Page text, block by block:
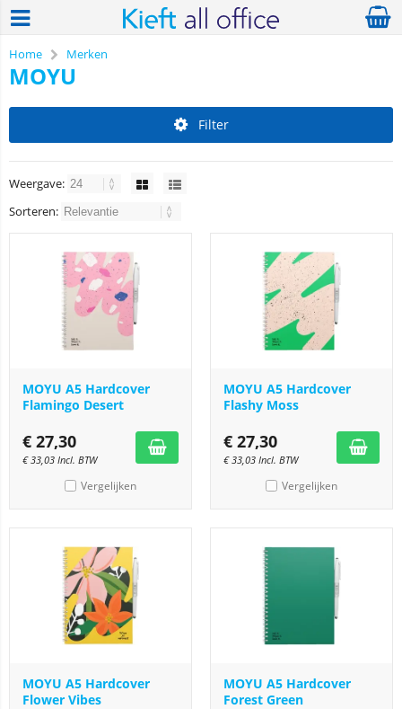
Home Merken
MOYU
Filter
Weergave:
Sorteren:
MOYU A5 Hardcover
Flamingo Desert
€ 27,30
€33,03 Incl. BTW
Vergelijken
MOYU A5 Hardcover
Flashy Moss
€ 27,30
€33,03 Incl. BTW
Vergelijken
MOYU A5 Hardcover
Flower Vibes
MOYU A5 Hardcover
Forest Green